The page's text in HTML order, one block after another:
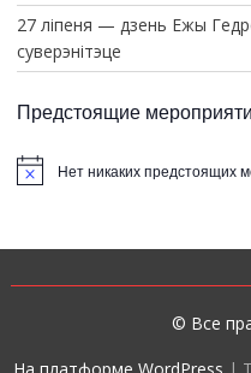
27 ліпеня — дзень Ежы
суверэнітэце
Предстоящие
т
а
Нет никаких предстоящих
© Все
На платформе WordPress |